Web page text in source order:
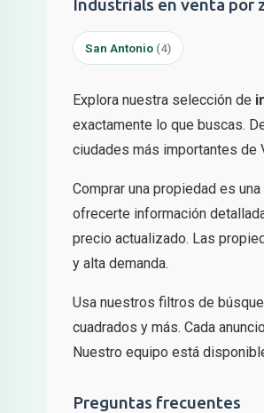
Industrials en venta por
San Antonio (4)
Explora nuestra selección de
exactamente lo que buscas.
ciudades más importantes de
Comprar una propiedad es
ofrecerte información
precio actualizado. Las
y alta demanda.
Usa nuestros filtros de
cuadrados y más. Cada
Nuestro equipo está
Preguntas frecuentes